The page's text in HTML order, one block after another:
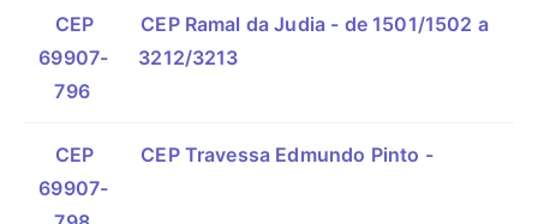
CEP
69907-
796
CEP Ramal da Judia - de 1501/1502 a
3212/3213
CEP
69907-
CEP Travessa Edmundo Pinto -